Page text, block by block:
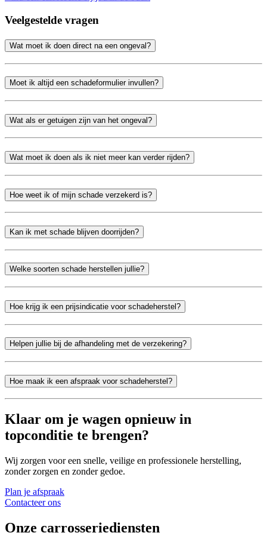
Veelgestelde vragen
Wat moet ik doen direct na een ongeval?
Moet ik altijd een schadeformulier invullen?
Wat als er getuigen zijn van het ongeval?
Wat moet ik doen als ik niet meer kan verder rijden?
Hoe weet ik of mijn schade verzekerd is?
Kan ik met schade blijven doorrijden?
Welke soorten schade herstellen jullie?
Hoe krijg ik een prijsindicatie voor schadeherstel?
Helpen jullie bij de afhandeling met de verzekering?
Hoe maak ik een afspraak voor schadeherstel?
Klaar om je wagen opnieuw in
topconditie te brengen?
Wij zorgen voor een snelle, veilige en professionele herstelling,
zonder zorgen en zonder gedoe.
Plan je afspraak
Contacteer ons
Onze carrosseriediensten